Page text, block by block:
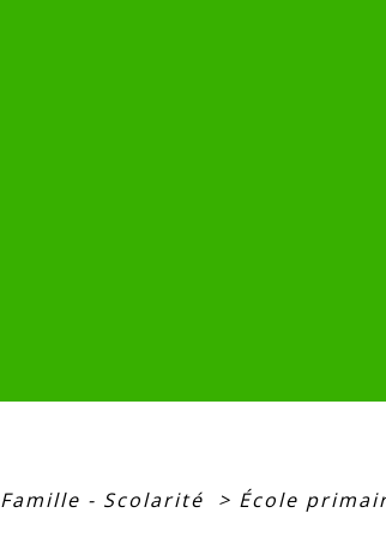
Famille - Scolarité > École